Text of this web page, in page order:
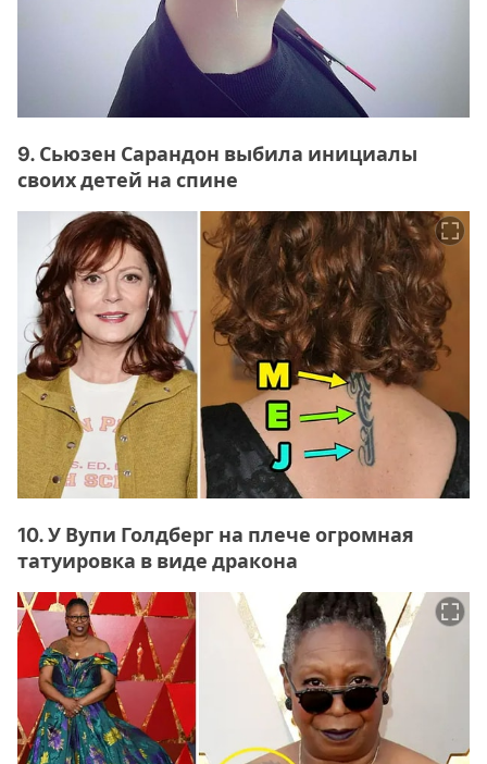
9. Сьюзен Сарандон выбила инициалы
своих детей на спине
10. У Вупи Голдберг на плече огромная
татуировка в виде дракона